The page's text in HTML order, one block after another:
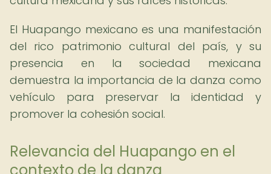
El Huapango mexicano es una manifestación
del rico patrimonio cultural del país, y su
presencia en la sociedad mexicana
demuestra la importancia de la danza como
vehículo para preservar la identidad y
promover la cohesión social.
Relevancia del Huapango en el